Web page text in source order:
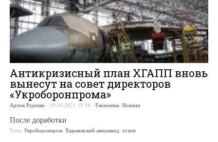
Антикризисный план ХГАПП вновь
вынесут на совет директоров
«Укроборонпрома»
Артем Руденко - 19.04.2021 18:58 - Економіка Новини
После доработки
Теги: Укроборонпром Харьковский авиазавод хгапп